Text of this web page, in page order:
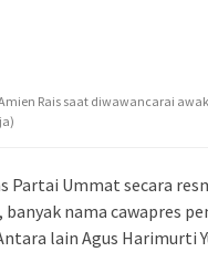
Rais saat diwawancarai
Partai Ummat secara
banyak nama cawapres
lain Agus Harimurti